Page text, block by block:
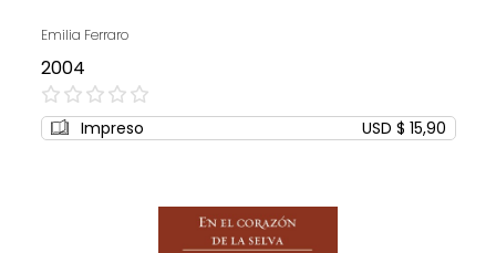
Emilia Ferraro
2004
0%
Impreso USD $ 15,90